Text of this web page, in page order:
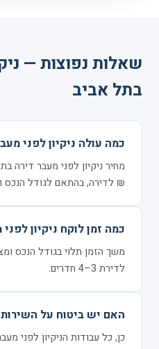
שאלות נפוצות —
בתל אביב
כמה עולה ניקיון לפני
₪ לדירה, בהתאם לגודל הנכס
כמה זמן לוקח ניקיון
לדירת 3–4 חדרים.
האם יש ביטוח על
כן, כל עבודות הניקיון לפני